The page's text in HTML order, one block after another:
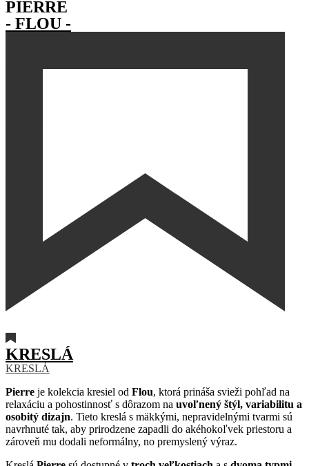
PIERRE
- FLOU -
KRESLÁ
KRESLÁ
Pierre je kolekcia kresiel od Flou, ktorá prináša svieži pohľad na
relaxáciu a pohostinnosť s dôrazom na uvoľnený štýl, variabilitu a
osobitý dizajn. Tieto kreslá s mäkkými, nepravidelnými tvarmi sú
navrhnuté tak, aby prirodzene zapadli do akéhokoľvek priestoru a
zároveň mu dodali neformálny, no premyslený výraz.